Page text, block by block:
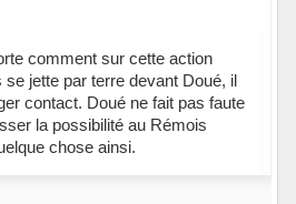
comment sur cette action
jette par terre devant Doué, il
contact. Doué ne fait pas faute
la possibilité au Rémois
chose ainsi.